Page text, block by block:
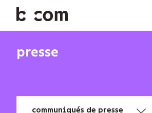
Aller
presse
communiqués de presse